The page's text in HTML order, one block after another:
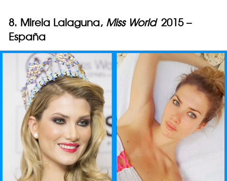
8. Mireia Lalaguna, Miss World 2015 –
España